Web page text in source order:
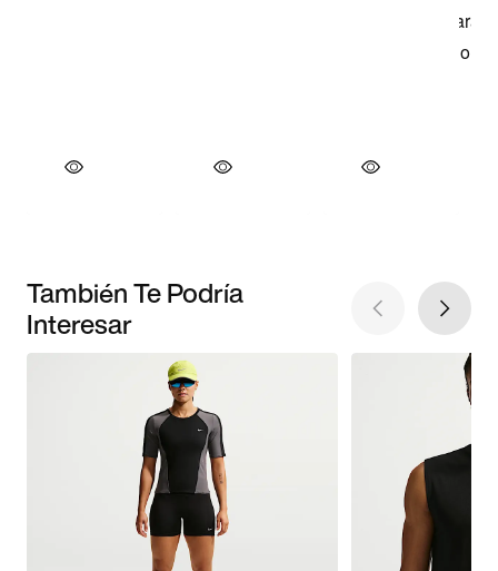
También Te Podría
Interesar